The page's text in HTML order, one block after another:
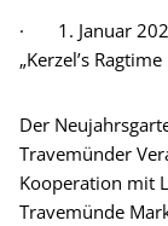
· 1. Januar
„Kerzel’s Ragtime
Der
Travemünder
Kooperation mit
Travemünde